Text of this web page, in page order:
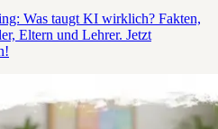
Was taugt KI wirklich? Fakten,
Eltern und Lehrer. Jetzt